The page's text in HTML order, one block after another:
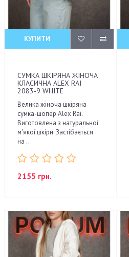
КУПИТИ
СУМКА ШКІРЯНА ЖІНОЧА
КЛАСИЧНА ALEX RAI
2083-9 WHITE
Велика жіноча шкіряна
сумка-шопер Alex Rai.
Виготовлена з натуральної
м'якої шкіри. Застібається
на ..
2155 грн.